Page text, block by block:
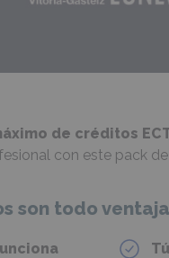
de créditos
con este pack de
son todo